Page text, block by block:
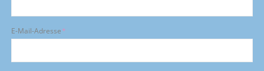
Pflichtfeld
E-Mail-Adresse*